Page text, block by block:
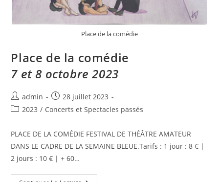
Place de la comédie
Place de la comédie
7 et 8 octobre 2023
admin
28 juillet 2023
2023 / Concerts et Spectacles passés
PLACE DE LA COMÉDIE FESTIVAL DE THÉÂTRE AMATEUR
DANS LE CADRE DE LA SEMAINE BLEUE.Tarifs : 1 jour : 8 € |
2 jours : 10 € | + 60…